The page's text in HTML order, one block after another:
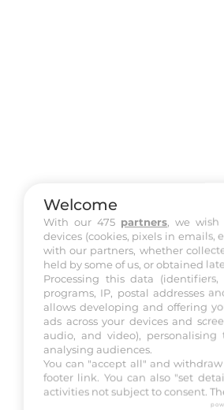
Welcome
With our 475 partners, we wish
devices (cookies, pixels in emails,
with our partners, whether
held by some of us, or obtained
Processing this data (identifiers,
programs, IP, postal addresses
allows developing and offering
ads across your devices and
audio, and video),
analysing audiences.
You can "accept all" and
footer link. You can also "set
activities not subject to consent.